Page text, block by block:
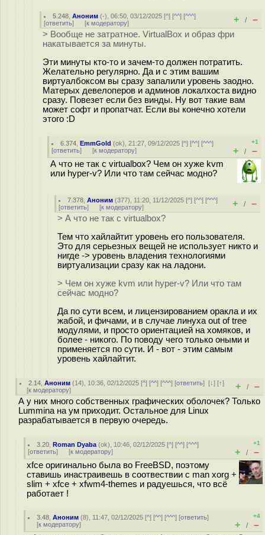
5.248 ,Аноним (-), 06:50, 03/12/2025 [^] [^^] [^^^]
[ответить] [к модератору] + / –
> Вообще не затратное. VirtualBox и образ фри
накатывается за минуты.
Эти минуты кто-то и зачем-то должен потратить.
Желательно регулярно. Да и с этим вашим
виртуалбоксом вы сразу запалили уровень заодно.
Матерых девелоперов и админов локалхоста видно
сразу. Повезет если без винды. Ну вот такие вам
может софт и пропатчат. Если вы конечно хотели
этого :D
6.374 ,EmmGold (ok), 21:27, 09/12/2025 [^] [^^] [^^^]
[ответить] [к модератору]
+1
+ / –
А что не так с virtualbox? Чем он хуже kvm
или hyper-v? Или что там сейчас модно?
7.378 ,Аноним (377), 11:20, 11/12/2025 [^] [^^] [^^^]
[ответить] [к модератору] + / –
> А что не так с virtualbox?
Тем что хайлайтит уровень его пользователя.
Это для серьезных вещей не использует никто и
нигде -> уровень владения технологиями
виртуализации сразу как на ладони.
> Чем он хуже kvm или hyper-v? Или что там
сейчас модно?
Да по сути всем, и лицензированием оракла и их
жабой, и фичами, и в случае линуха out of tree
модулями, и просто ориентацией на хомяков, и
более - никого. По поводу чего только оными и
применяется по сути. И - вот - этим самым
уровень хайлайтит.
2.14 ,Аноним (14), 10:36, 02/12/2025 [^] [^^] [^^^] [ответить][↓] [↑]
[к модератору] + / –
А у них много собственных графических оболочек? Только
Lummina на ум приходит. Остальное для Linux
разрабатывается в первую очередь.
3.20 ,Roman Dyaba (ok), 10:46, 02/12/2025 [^] [^^] [^^^]
[ответить] [к модератору]
+1
+ / –
xfce оригинально была во FreeBSD, поэтому
ставишь инастраивешь в соотвествии с man xorg +
slim + xfce + xfwm4-themes и радуешься, что всё
работает !
3.48 ,Аноним (8), 11:47, 02/12/2025 [^] [^^] [^^^] [ответить]
[к модератору]
+4
+ / –